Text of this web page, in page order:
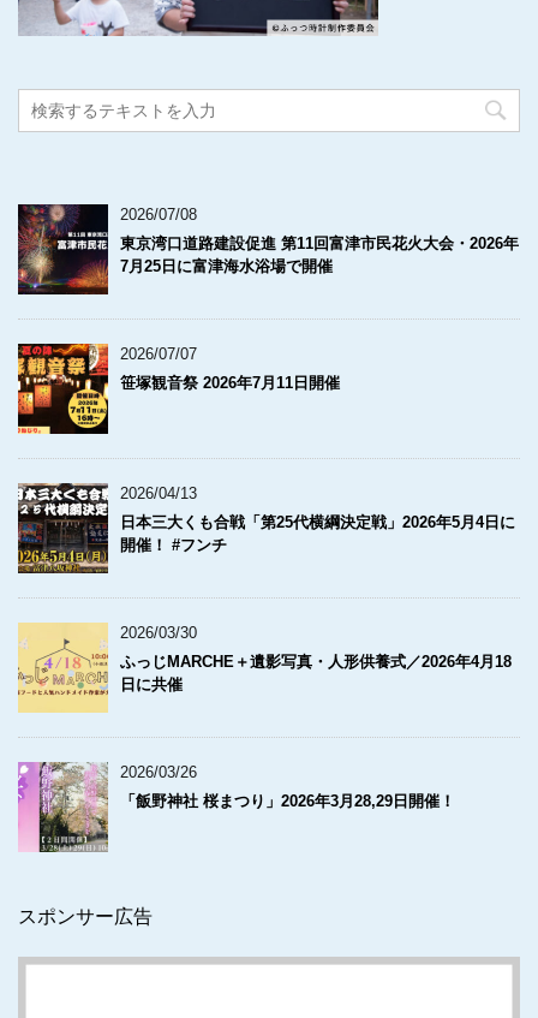
2026/07/08
東京湾口道路建設促進 第11回富津市民花火大会・2026年
7月25日に富津海水浴場で開催
2026/07/07
笹塚観音祭 2026年7月11日開催
2026/04/13
日本三大くも合戦「第25代横綱決定戦」2026年5月4日に
開催！ #フンチ
2026/03/30
ふっじMARCHE＋遺影写真・人形供養式／2026年4月18
日に共催
2026/03/26
「飯野神社 桜まつり」2026年3月28,29日開催！
スポンサー広告